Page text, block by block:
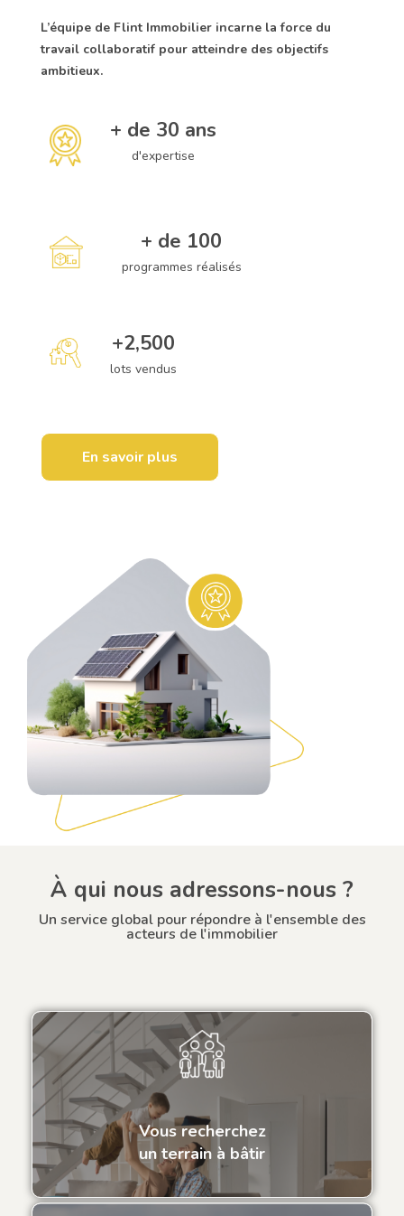
L’équipe de Flint Immobilier incarne la force du
travail collaboratif pour atteindre des objectifs
ambitieux.
+ de 30 ans
d'expertise
+ de 100
programmes réalisés
+2,500
lots vendus
En savoir plus
À qui nous adressons-nous ?
Un service global pour répondre à l'ensemble des
acteurs de l'immobilier
Vous recherchez
un terrain à bâtir